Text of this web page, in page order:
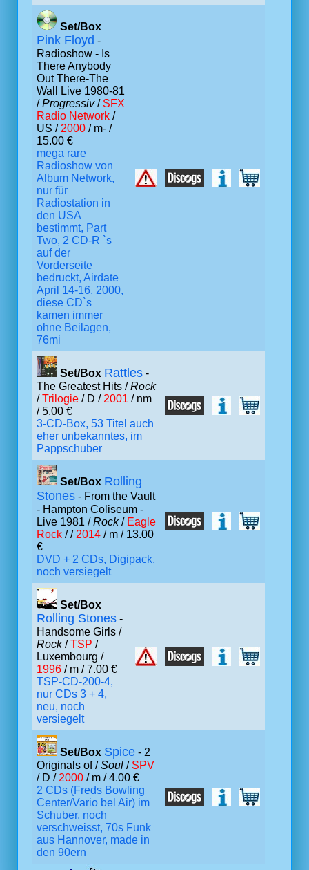
Set/Box
Pink Floyd -
Radioshow - Is
There Anybody
Out There-The
Wall Live 1980-81
/Progressiv/ SFX
Radio Network /
US / 2000 / m- /
15.00 €
mega rare
Radioshow von
Album Network,
nur für
Radiostation in
den USA
bestimmt, Part
Two, 2 CD-R `s
auf der
Vorderseite
bedruckt, Airdate
April 14-16, 2000,
diese CD`s
kamen immer
ohne Beilagen,
76mi
Set/Box Rattles -
The Greatest Hits /Rock
/Trilogie / D / 2001 / nm
/ 5.00 €
3-CD-Box, 53 Titel auch
eher unbekanntes, im
Pappschuber
Set/Box Rolling
Stones - From the Vault
- Hampton Coliseum -
Live 1981 /Rock/ Eagle
Rock / / 2014 / m / 13.00
€
DVD + 2 CDs, Digipack,
noch versiegelt
Set/Box
Rolling Stones -
Handsome Girls /
Rock/TSP /
Luxembourg /
1996 / m / 7.00 €
TSP-CD-200-4,
nur CDs 3 + 4,
neu, noch
versiegelt
Set/Box Spice - 2
Originals of /Soul / SPV
/ D / 2000 / m / 4.00 €
2 CDs (Freds Bowling
Center/Vario bel Air) im
Schuber, noch
verschweisst, 70s Funk
aus Hannover, made in
den 90ern